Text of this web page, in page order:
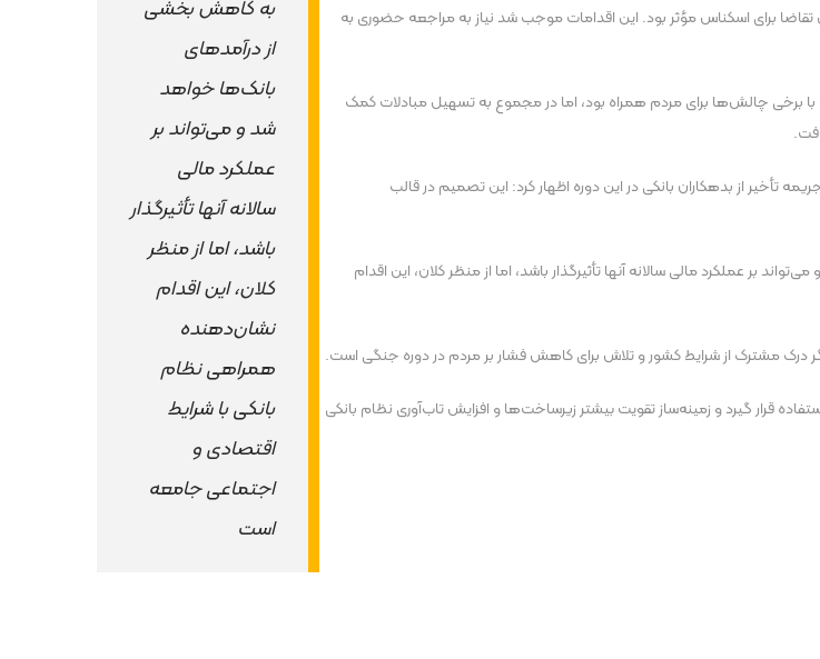
به کاهش بخشی
از درآمدهای
بانک‌ها خواهد
شد و می‌تواند بر
عملکرد مالی
سالانه آنها تأثیرگذار
باشد، اما از منظر
کلان، این اقدام
نشان‌دهنده
همراهی نظام
بانکی با شرایط
اقتصادی و
اجتماعی جامعه
است
برای اسکناس مؤثر بود. این اقدامات موجب شد نیاز به مراجعه حضوری به
برخی چالش‌ها برای مردم همراه بود، اما در مجموع به تسهیل مبادلات کمک
از بدهکاران بانکی در این دوره اظهار کرد: این تصمیم در قالب
بر عملکرد مالی سالانه آنها تأثیرگذار باشد، اما از منظر کلان، این اقدام
درک مشترک از شرایط کشور و تلاش برای کاهش فشار بر مردم در دوره جنگی است.
قرار گیرد و زمینه‌ساز تقویت بیشتر زیرساخت‌ها و افزایش تاب‌آوری نظام بانکی